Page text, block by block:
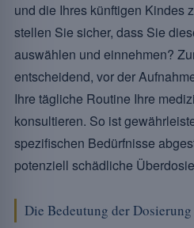
und die Ihres künftigen Kindes
stellen Sie sicher, dass Sie
auswählen und einnehmen?
entscheidend, vor der
Ihre tägliche Routine Ihre
konsultieren. So ist
spezifischen Bedürfnisse
potenziell schädliche
Die Bedeutung der Dosierung